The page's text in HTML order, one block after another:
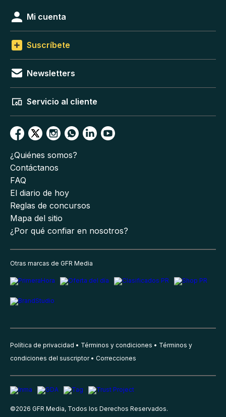
Mi cuenta
Suscríbete
Newsletters
Servicio al cliente
¿Quiénes somos?
Contáctanos
FAQ
El diario de hoy
Reglas de concursos
Mapa del sitio
¿Por qué confiar en nosotros?
Otras marcas de GFR Media
Política de privacidad Términos y condiciones
Términos y
condiciones del suscriptor
Correcciones
©2026 GFR Media, Todos los Derechos Reservados.